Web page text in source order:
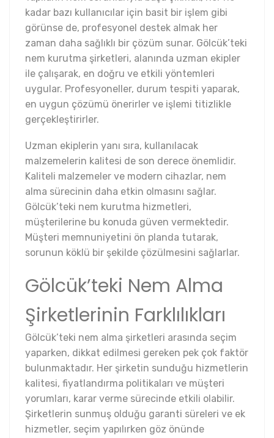
kadar bazı kullanıcılar için basit bir işlem gibi
görünse de, profesyonel destek almak her
zaman daha sağlıklı bir çözüm sunar. Gölcük’teki
nem kurutma şirketleri, alanında uzman ekipler
ile çalışarak, en doğru ve etkili yöntemleri
uygular. Profesyoneller, durum tespiti yaparak,
en uygun çözümü önerirler ve işlemi titizlikle
gerçekleştirirler.
Uzman ekiplerin yanı sıra, kullanılacak
malzemelerin kalitesi de son derece önemlidir.
Kaliteli malzemeler ve modern cihazlar, nem
alma sürecinin daha etkin olmasını sağlar.
Gölcük’teki nem kurutma hizmetleri,
müşterilerine bu konuda güven vermektedir.
Müşteri memnuniyetini ön planda tutarak,
sorunun köklü bir şekilde çözülmesini sağlarlar.
Gölcük’teki Nem Alma
Şirketlerinin Farklılıkları
Gölcük’teki nem alma şirketleri arasında seçim
yaparken, dikkat edilmesi gereken pek çok faktör
bulunmaktadır. Her şirketin sunduğu hizmetlerin
kalitesi, fiyatlandırma politikaları ve müşteri
yorumları, karar verme sürecinde etkili olabilir.
Şirketlerin sunmuş olduğu garanti süreleri ve ek
hizmetler, seçim yapılırken göz önünde